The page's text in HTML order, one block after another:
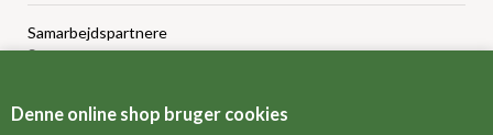
Denne online shop bruger cookies
Samarbejdspartnere
Sponsorprogram
Grossistsalg